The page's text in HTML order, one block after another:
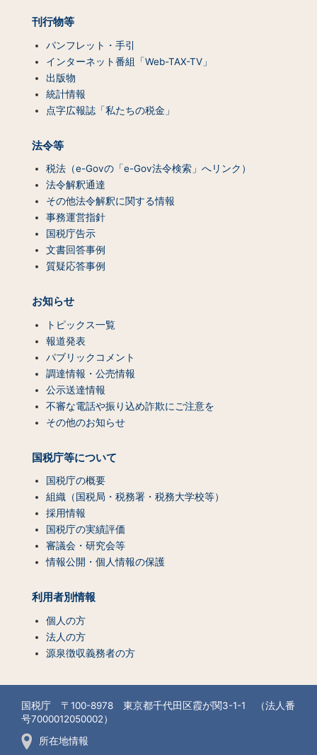
刊行物等
パンフレット・手引
インターネット番組「Web-TAX-TV」
出版物
統計情報
点字広報誌「私たちの税金」
法令等
税法（e-Govの「e-Gov法令検索」へリンク）
法令解釈通達
その他法令解釈に関する情報
事務運営指針
国税庁告示
文書回答事例
質疑応答事例
お知らせ
トピックス一覧
報道発表
パブリックコメント
調達情報・公売情報
公示送達情報
不審な電話や振り込め詐欺にご注意を
その他のお知らせ
国税庁等について
国税庁の概要
組織（国税局・税務署・税務大学校等）
採用情報
国税庁の実績評価
審議会・研究会等
情報公開・個人情報の保護
利用者別情報
個人の方
法人の方
源泉徴収義務者の方
国税庁 〒100-8978 東京都千代田区霞が関3-1-1 （法人番
号7000012050002）
所在地情報